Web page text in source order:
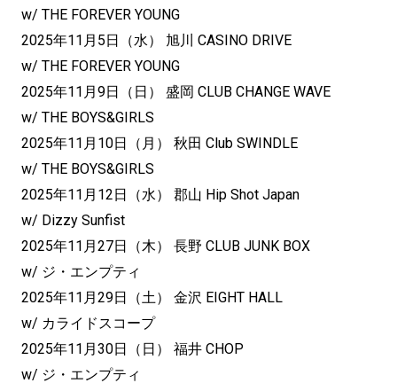
w/ THE FOREVER YOUNG
2025年11月5日（水） 旭川 CASINO DRIVE
w/ THE FOREVER YOUNG
2025年11月9日（日） 盛岡 CLUB CHANGE WAVE
w/ THE BOYS&GIRLS
2025年11月10日（月） 秋田 Club SWINDLE
w/ THE BOYS&GIRLS
2025年11月12日（水） 郡山 Hip Shot Japan
w/ Dizzy Sunfist
2025年11月27日（木） 長野 CLUB JUNK BOX
w/ ジ・エンプティ
2025年11月29日（土） 金沢 EIGHT HALL
w/ カライドスコープ
2025年11月30日（日） 福井 CHOP
w/ ジ・エンプティ